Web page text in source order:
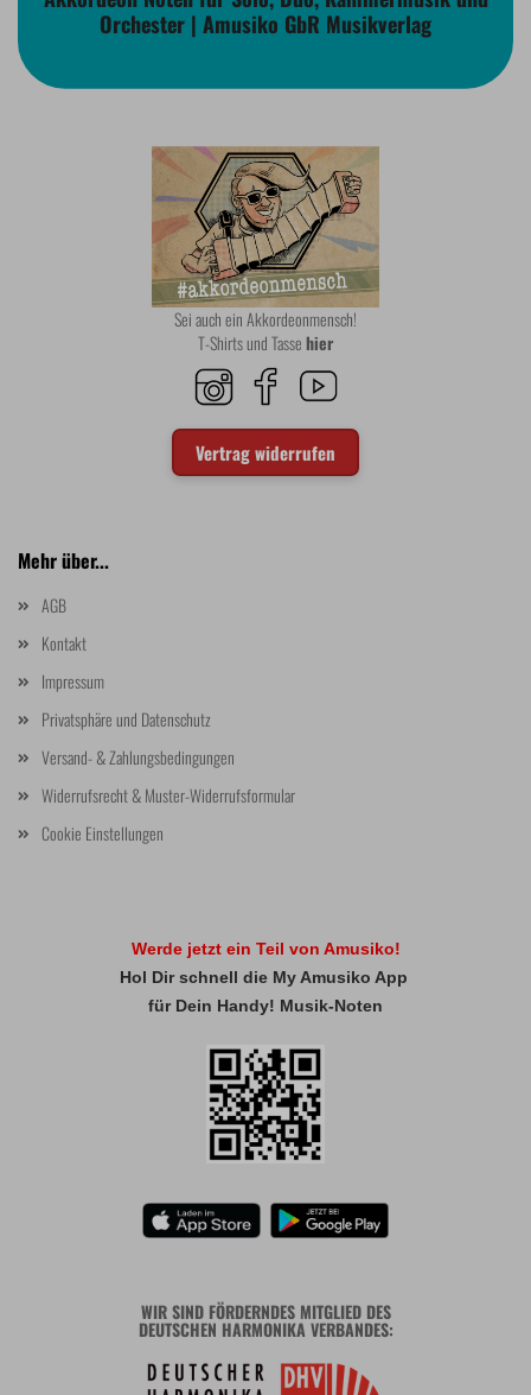
Orchester | Amusiko GbR Musikverlag
Sei auch ein Akkordeonmensch!
T-Shirts und Tassehier
Vertrag widerrufen
Mehr über...
AGB
Kontakt
Impressum
Privatsphäre und Datenschutz
Versand- & Zahlungsbedingungen
Widerrufsrecht & Muster-Widerrufsformular
Cookie Einstellungen
Werde jetzt ein Teil von Amusiko!
Hol Dir schnell die My Amusiko App
für Dein Handy! Musik-Noten
WIR SIND FÖRDERNDES MITGLIED DES
DEUTSCHEN HARMONIKA VERBANDES: